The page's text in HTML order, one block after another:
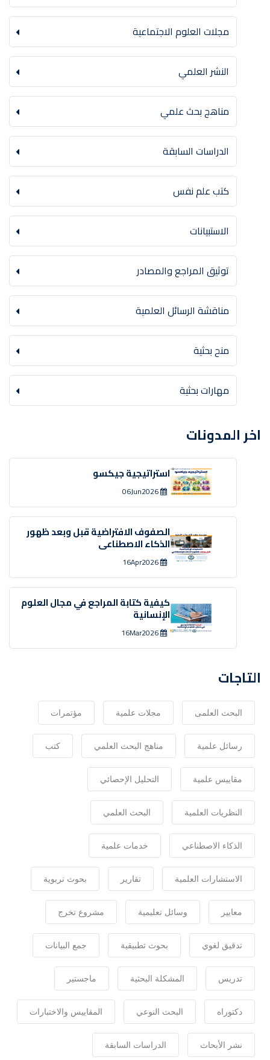
مجلات العلوم الاجتماعية
النشر العلمي
مناهج بحث علمي
الدراسات السابقة
كتب علم نفس
الاستبيانات
توثيق المراجع والمصادر
مناقشة الرسائل العلمية
منح بحثية
مهارات بحثية
اخر المدونات
استراتيجية جيكسو
الصفوف الافتراضية قبل وبعد ظهور
الذكاء الاصطناعى
كيفية كتابة المراجع في مجال العلوم
الإنسانية
التاجات
البحث العلمى مجلات علمية مؤتمرات
رسائل علمية مناهج البحث العلمي كتب
مقاييس علمية التحليل الإحصائي
النظريات العلمية البحث العلمي
الذكاء الاصطناعي خدمات علمية
الاستشارات العلمية تقارير بحوث تربوية
معايير وسائل تعليمية مشروع تخرج
تدقيق لغوي بحوث تطبيقية جمع البيانات
تدريس المشكلة البحثية ماجستير
دكتوراه البحث النوعي المقاييس والاختبارات
نشر الأبحاث الدراسات السابقة